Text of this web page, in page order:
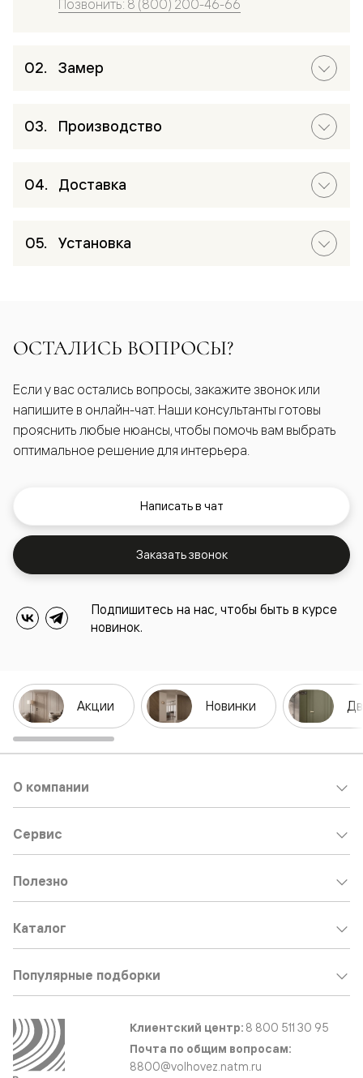
Позвонить: 8 (800) 200-46-66
Замер
Производство
Доставка
Установка
ОСТАЛИСЬ ВОПРОСЫ?
Если у вас остались вопросы, закажите звонок или
напишите в онлайн-чат. Наши консультанты готовы
прояснить любые нюансы, чтобы помочь вам выбрать
оптимальное решение для интерьера.
Написать в чат
Заказать звонок
Подпишитесь на нас, чтобы быть в курсе
новинок.
Акции Новинки
О компании
Сервис
Полезно
Каталог
Популярные подборки
Клиентский центр: 8 800 511 30 95
Почта по общим вопросам:
8800@volhovez.natm.ru